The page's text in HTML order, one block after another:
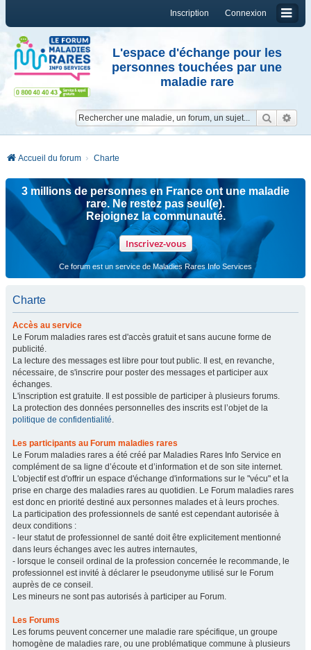
Connexion
Inscription
L'espace d'échange pour les
personnes touchées par une
maladie rare
Accueil du forum Charte
3 millions de personnes en France ont une maladie
rare. Ne restez pas seul(e).
Rejoignez la communauté.
Inscrivez-vous
Ce forum est un service de Maladies Rares Info Services
Charte
Accès au service
Le Forum maladies rares est d'accès gratuit et sans aucune forme de
publicité.
La lecture des messages est libre pour tout public. Il est, en revanche,
nécessaire, de s'inscrire pour poster des messages et participer aux
échanges.
L'inscription est gratuite. Il est possible de participer à plusieurs forums.
La protection des données personnelles des inscrits est l’objet de la
politique de confidentialité.
Les participants au Forum maladies rares
Le Forum maladies rares a été créé par Maladies Rares Info Service en
complément de sa ligne d’écoute et d’information et de son site internet.
L'objectif est d'offrir un espace d'échange d'informations sur le "vécu" et la
prise en charge des maladies rares au quotidien. Le Forum maladies rares
est donc en priorité destiné aux personnes malades et à leurs proches.
La participation des professionnels de santé est cependant autorisée à
deux conditions :
- leur statut de professionnel de santé doit être explicitement mentionné
dans leurs échanges avec les autres internautes,
- lorsque le conseil ordinal de la profession concernée le recommande, le
professionnel est invité à déclarer le pseudonyme utilisé sur le Forum
auprès de ce conseil.
Les mineurs ne sont pas autorisés à participer au Forum.
Les Forums
Les forums peuvent concerner une maladie rare spécifique, un groupe
homogène de maladies rare, ou une problématique commune à plusieurs